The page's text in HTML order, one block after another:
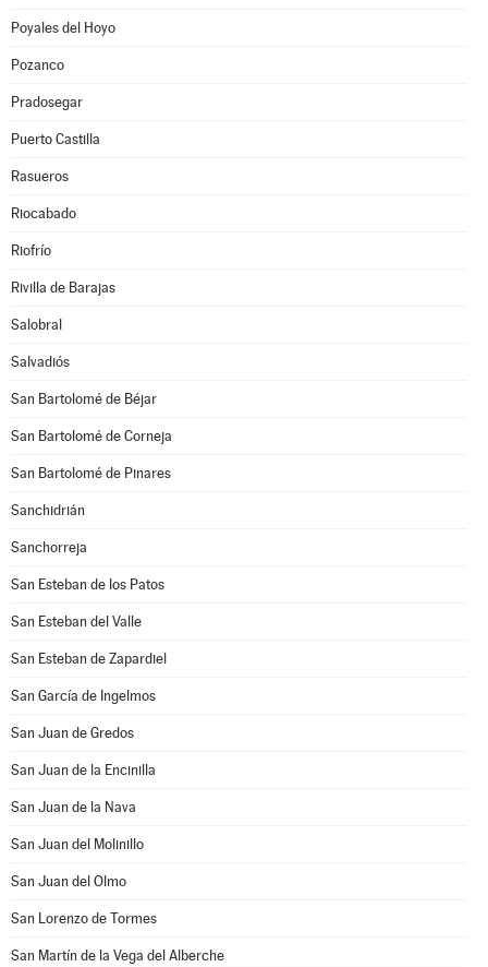
Poyales del Hoyo
Pozanco
Pradosegar
Puerto Castilla
Rasueros
Riocabado
Riofrío
Rivilla de Barajas
Salobral
Salvadiós
San Bartolomé de Béjar
San Bartolomé de Corneja
San Bartolomé de Pinares
Sanchidrián
Sanchorreja
San Esteban de los Patos
San Esteban del Valle
San Esteban de Zapardiel
San García de Ingelmos
San Juan de Gredos
San Juan de la Encinilla
San Juan de la Nava
San Juan del Molinillo
San Juan del Olmo
San Lorenzo de Tormes
San Martín de la Vega del Alberche